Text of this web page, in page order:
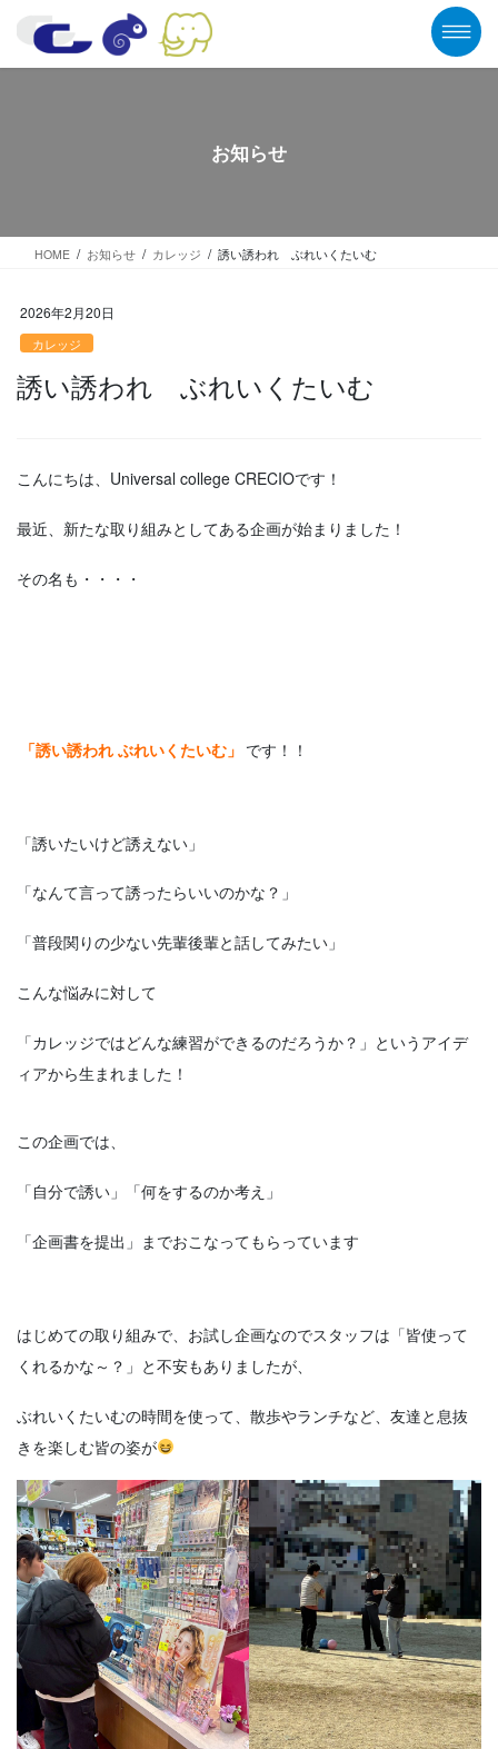
お知らせ
HOME お知らせ カレッジ 誘い誘われ ぶれいくたいむ
2026年2月20日
カレッジ
誘い誘われ ぶれいくたいむ
こんにちは、Universal college CRECIOです！
最近、新たな取り組みとしてある企画が始まりました！
その名も・・・・
「誘い誘われ ぶれいくたいむ」 です！！
「誘いたいけど誘えない」
「なんて言って誘ったらいいのかな？」
「普段関りの少ない先輩後輩と話してみたい」
こんな悩みに対して
「カレッジではどんな練習ができるのだろうか？」というアイデ
ィアから生まれました！
この企画では、
「自分で誘い」「何をするのか考え」
「企画書を提出」までおこなってもらっています
はじめての取り組みで、お試し企画なのでスタッフは「皆使って
くれるかな～？」と不安もありましたが、
ぶれいくたいむの時間を使って、散歩やランチなど、友達と息抜
きを楽しむ皆の姿が